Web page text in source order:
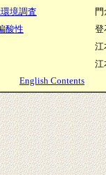
境調査
酸性
登
江
江
English Contents